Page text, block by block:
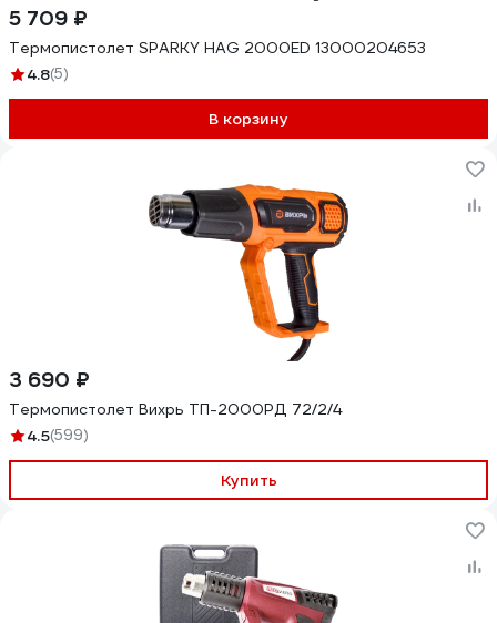
5 709 ₽
Термопистолет SPARKY HAG 2000ED 13000204653
4.8(5)
В корзину
3 690 ₽
Термопистолет Вихрь ТП-2000РД 72/2/4
4.5(599)
Купить